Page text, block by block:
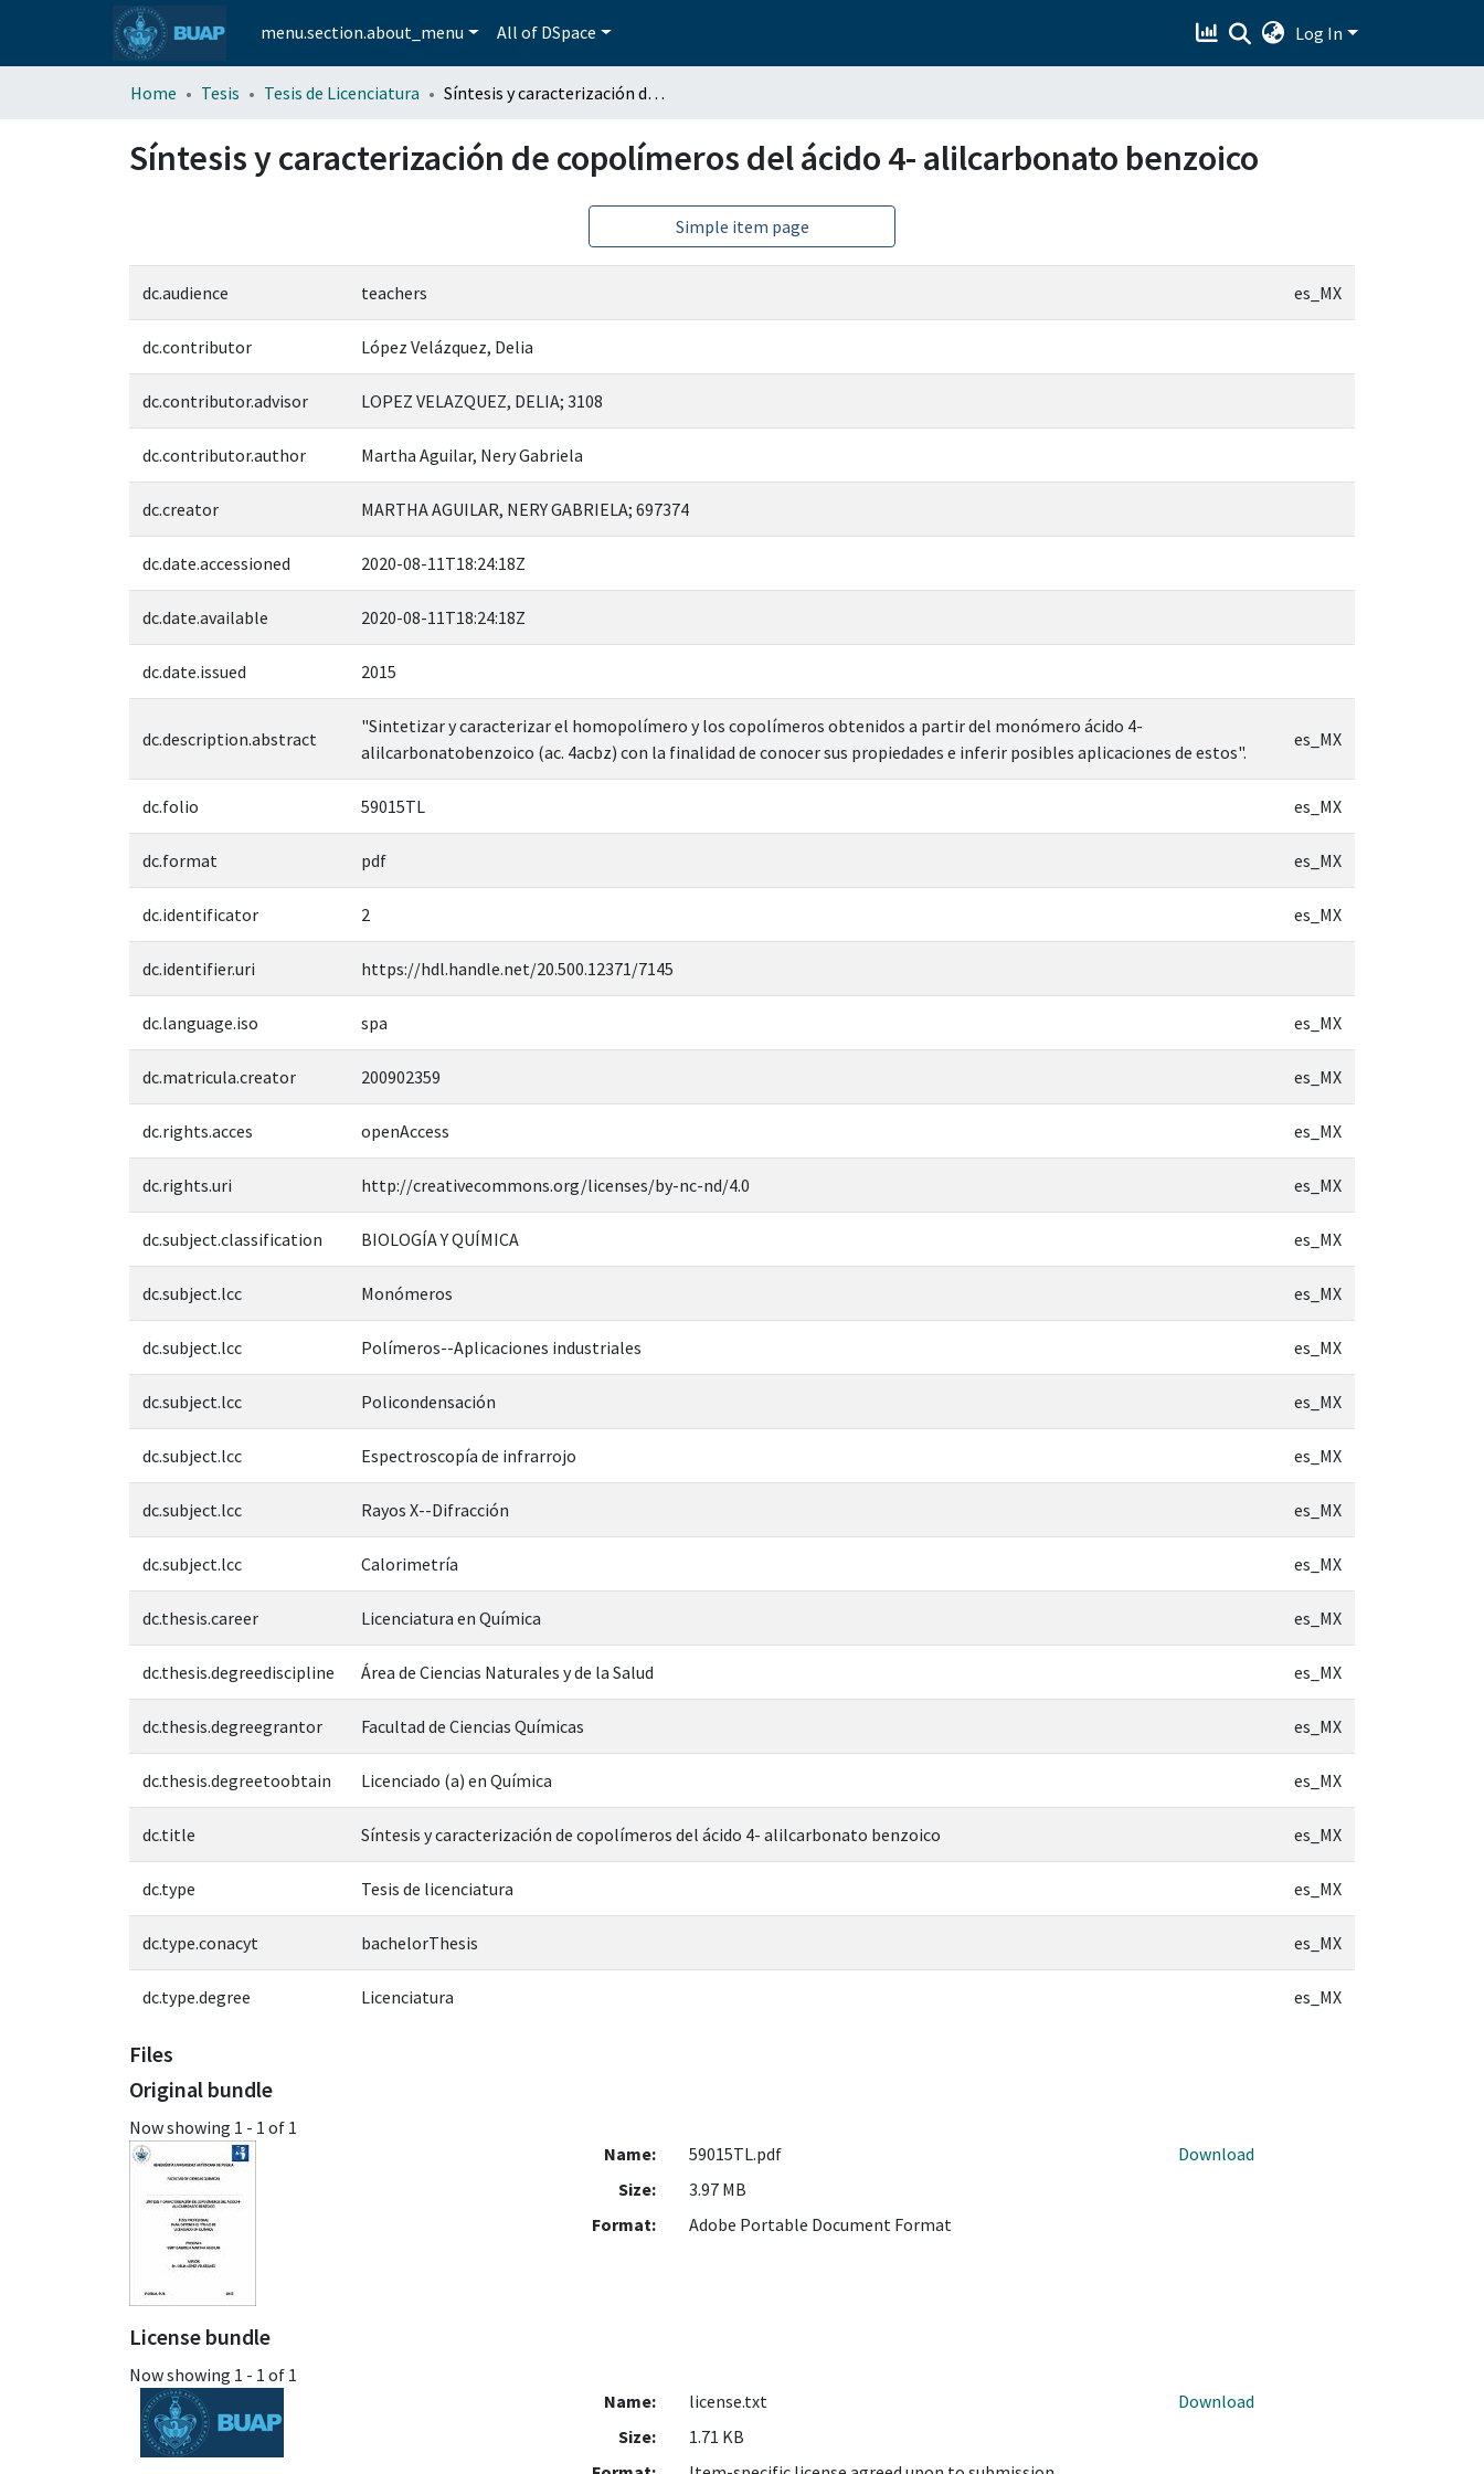
menu.section.about_menu All of DSpace Log In
Home Tesis Tesis de Licenciatura Síntesis y caracterización de copolímeros del ácido 4- alilcarbonato benzoico
Síntesis y caracterización de copolímeros del ácido 4- alilcarbonato benzoico
Simple item page
dc.audience teachers es_MX
dc.contributor López Velázquez, Delia
dc.contributor.advisor LOPEZ VELAZQUEZ, DELIA; 3108
dc.contributor.author Martha Aguilar, Nery Gabriela
dc.creator MARTHA AGUILAR, NERY GABRIELA; 697374
dc.date.accessioned 2020-08-11T18:24:18Z
dc.date.available 2020-08-11T18:24:18Z
dc.date.issued 2015
dc.description.abstract
"Sintetizar y caracterizar el homopolímero y los copolímeros obtenidos a partir del monómero ácido 4-
alilcarbonatobenzoico (ac. 4acbz) con la finalidad de conocer sus propiedades e inferir posibles aplicaciones de estos".
es_MX
dc.folio 59015TL es_MX
dc.format pdf es_MX
dc.identificator 2 es_MX
dc.identifier.uri https://hdl.handle.net/20.500.12371/7145
dc.language.iso spa es_MX
dc.matricula.creator 200902359 es_MX
dc.rights.acces openAccess es_MX
dc.rights.uri http://creativecommons.org/licenses/by-nc-nd/4.0 es_MX
dc.subject.classification BIOLOGÍA Y QUÍMICA es_MX
dc.subject.lcc Monómeros es_MX
dc.subject.lcc Polímeros--Aplicaciones industriales es_MX
dc.subject.lcc Policondensación es_MX
dc.subject.lcc Espectroscopía de infrarrojo es_MX
dc.subject.lcc Rayos X--Difracción es_MX
dc.subject.lcc Calorimetría es_MX
dc.thesis.career Licenciatura en Química es_MX
dc.thesis.degreediscipline Área de Ciencias Naturales y de la Salud es_MX
dc.thesis.degreegrantor Facultad de Ciencias Químicas es_MX
dc.thesis.degreetoobtain Licenciado (a) en Química es_MX
dc.title Síntesis y caracterización de copolímeros del ácido 4- alilcarbonato benzoico es_MX
dc.type Tesis de licenciatura es_MX
dc.type.conacyt bachelorThesis es_MX
dc.type.degree Licenciatura es_MX
Files
Original bundle
Now showing 1 - 1 of 1
Name:
59015TL.pdf
Size:
3.97 MB
Format:
Adobe Portable Document Format
Download
License bundle
Now showing 1 - 1 of 1
Name:
license.txt
Size:
1.71 KB
Download